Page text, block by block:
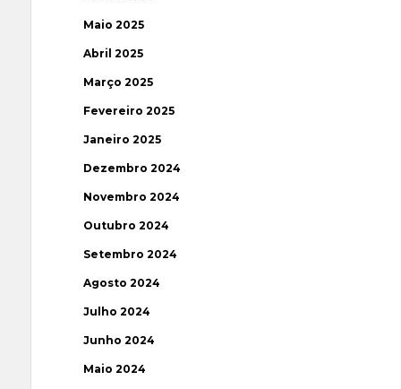
Maio 2025
Abril 2025
Março 2025
Fevereiro 2025
Janeiro 2025
Dezembro 2024
Novembro 2024
Outubro 2024
Setembro 2024
Agosto 2024
Julho 2024
Junho 2024
Maio 2024